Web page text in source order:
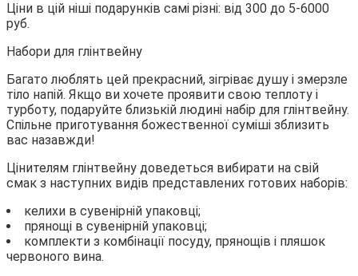
Ціни в цій ніші подарунків самі різні: від 300 до 5-6000
руб.
Набори для глінтвейну
Багато люблять цей прекрасний, зігріває душу і змерзле
тіло напій. Якщо ви хочете проявити свою теплоту і
турботу, подаруйте близькій людині набір для глінтвейну.
Спільне приготування божественної суміші зблизить
вас назавжди!
Цінителям глінтвейну доведеться вибирати на свій
смак з наступних видів представлених готових наборів:
келихи в сувенірній упаковці;
прянощі в сувенірній упаковці;
комплекти з комбінації посуду, прянощів і пляшок
червоного вина.